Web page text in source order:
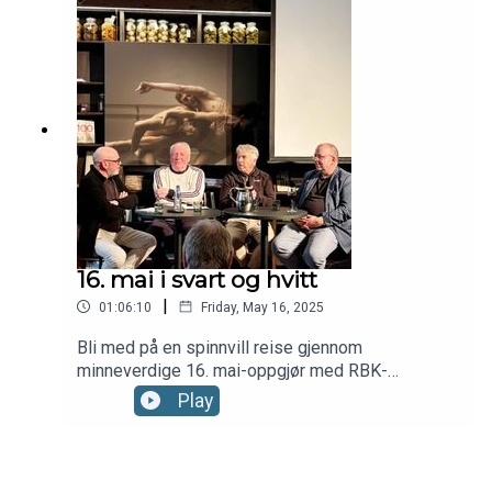
samtalen fra Adressahuset 4. september.
16. mai i svart og hvitt
01:06:10 | Friday, May 16, 2025
Bli med på en spinnvill reise gjennom
minneverdige 16. mai-oppgjør med RBK-
heltene Sverre Brandhaug og Mini Jakobsen. De
blir sekundert av idrettssosiolog Arve Hjelseth
Play